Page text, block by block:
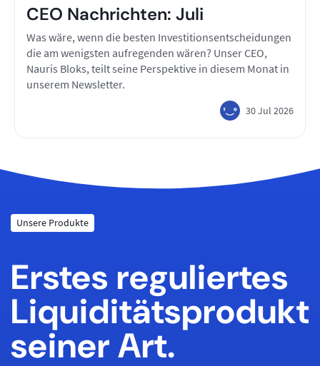
CEO Nachrichten: Juli
Was wäre, wenn die besten Investitionsentscheidungen
die am wenigsten aufregenden wären? Unser CEO,
Nauris Bloks, teilt seine Perspektive in diesem Monat in
unserem Newsletter.
30 Jul 2026
Unsere Produkte
Erstes reguliertes
Liquiditätsprodukt
seiner Art.